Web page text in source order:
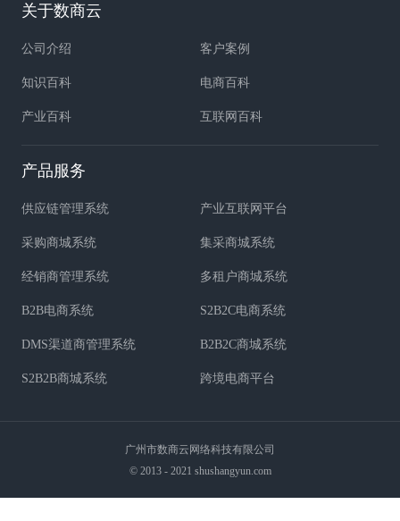
关于数商云
公司介绍 客户案例
知识百科 电商百科
产业百科 互联网百科
产品服务
供应链管理系统 产业互联网平台
采购商城系统 集采商城系统
经销商管理系统 多租户商城系统
B2B电商系统 S2B2C电商系统
DMS渠道商管理系统 B2B2C商城系统
S2B2B商城系统 跨境电商平台
广州市数商云网络科技有限公司
© 2013 - 2021 shushangyun.com